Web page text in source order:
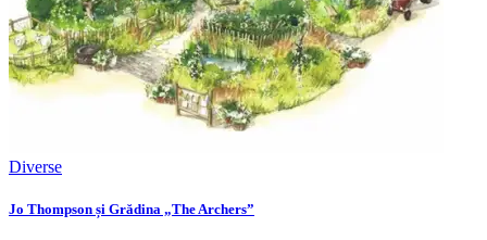
Diverse
Jo Thompson și Grădina „The Archers”